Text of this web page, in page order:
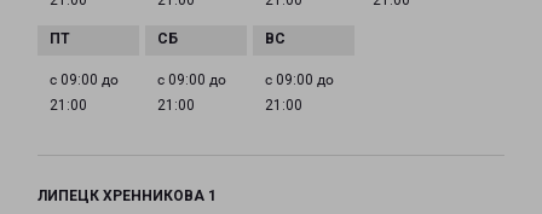
с 09:00 до
21:00
с 09:00 до
21:00
с 09:00 до
21:00
ЛИПЕЦК ХРЕННИКОВА 1